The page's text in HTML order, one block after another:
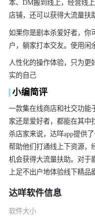
本、DM搬到线上，经营线
店铺，还可以获得大流量扶
如果你是剧本杀爱好者，你
户，躺家打本交友。使用闲
人性化的操作体验，只为更
实的自己
小编简评
一款集在线商店和社交功能
家还是爱好者，都能在其中
杀店家来说，达咩app提供
帮助他们打通线上下资源，
机会获得大流量扶助。对于
上足不出户地体验线下精品
达咩软件信息
软件大小